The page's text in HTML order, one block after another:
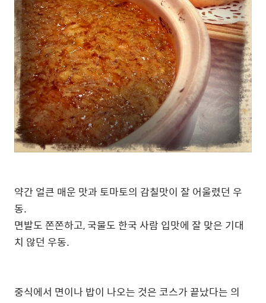
약간 얼큰 매운 맛과 토마토의 감칠맛이 잘 어울렸던 우
동.
면발도 쫀쫀하고, 국물도 한국 사람 입맛에 잘 맞은 기대
치 않던 우동.
중식에서 면이나 밥이 나오는 것은 코스가 끝났다는 의